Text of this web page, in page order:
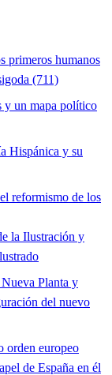
primeros humanos
(711)
y un mapa político
Hispánica y su
reformismo de los
la Ilustración y
Planta y
del nuevo
orden europeo
de España en él